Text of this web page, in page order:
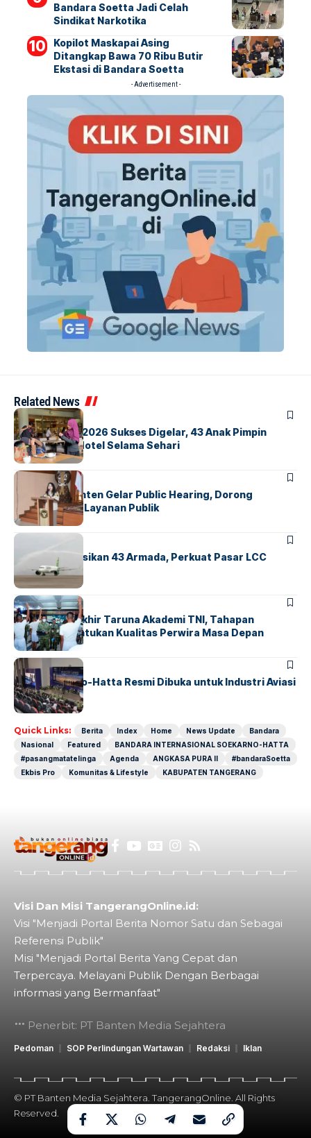
Bandara Soetta Jadi Celah
Sindikat Narkotika
Kopilot Maskapai Asing
Ditangkap Bawa 70 Ribu Butir
Ekstasi di Bandara Soetta
- Advertisement -
Related News
BERITAINDEX
GM For A Day 2026 Sukses Digelar, 43 Anak Pimpin
Operasional Hotel Selama Sehari
BANDARA BERITA
Karantina Banten Gelar Public Hearing, Dorong
Transparansi Layanan Publik
BANDARA
Citilink Operasikan 43 Armada, Perkuat Pasar LCC
Nasional
BERITA
Sidang Pantukhir Taruna Akademi TNI, Tahapan
Strategis Tentukan Kualitas Perwira Masa Depan
BANDARA BERITA
IALC Soekarno-Hatta Resmi Dibuka untuk Industri Aviasi
Dunia
Quick Links: Berita Index Home News Update
Bandara
Nasional
Featured
BANDARA INTERNASIONAL SOEKARNO-HATTA
#pasangmatatelinga
Agenda ANGKASA PURA II
#bandaraSoetta
Ekbis Pro
Komunitas & Lifestyle KABUPATEN TANGERANG
Visi Dan Misi TangerangOnline.id:
Visi "Menjadi Portal Berita Nomor Satu dan Sebagai
Referensi Publik"
Misi "Menjadi Portal Berita Yang Cepat dan
Terpercaya. Melayani Publik Dengan Berbagai
informasi yang Bermanfaat"
Penerbit: PT Banten Media Sejahtera
Pedoman SOP Perlindungan Wartawan Redaksi Iklan
© PT Banten Media Sejahtera. TangerangOnline. All Rights
Reserved.